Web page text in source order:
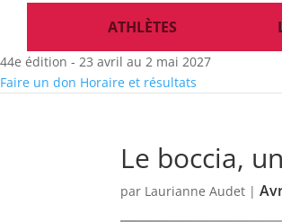
ATHLÈTES
44e édition - 23 avril au 2 mai 2027
Faire un don Horaire et résultats
Le boccia,
par Laurianne Audet |